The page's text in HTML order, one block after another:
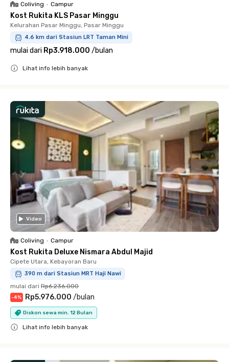
Coliving • Campur
Kost Rukita KLS Pasar Minggu
Kelurahan Pasar Minggu, Pasar Minggu
4.6 km dari Stasiun LRT Taman Mini
mulai dari Rp3.918.000 /bulan
Lihat info lebih banyak
Video
Coliving • Campur
Kost Rukita Deluxe Nismara Abdul Majid
Cipete Utara, Kebayoran Baru
390 m dari Stasiun MRT Haji Nawi
mulai dari Rp6.236.000
-4% Rp5.976.000 /bulan
Diskon sewa min. 12 Bulan
Lihat info lebih banyak